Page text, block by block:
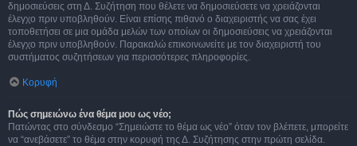
δημοσιεύσεις στη Δ. Συζήτηση που θέλετε να δημοσιεύσετε να χρειάζονται
έλεγχο πριν υποβληθούν. Είναι επίσης πιθανό ο διαχειριστής να σας έχει
τοποθετήσει σε μια ομάδα μελών των οποίων οι δημοσιεύσεις να χρειάζονται
έλεγχο πριν υποβληθούν. Παρακαλώ επικοινωνείτε με τον διαχειριστή του
συστήματος συζητήσεων για περισσότερες πληροφορίες.
Κορυφή
Πώς σημειώνω ένα θέμα μου ως νέο;
Πατώντας στο σύνδεσμο “Σημειώστε το θέμα ως νέο” όταν τον βλέπετε, μπορείτε
να “ανεβάσετε” το θέμα στην κορυφή της Δ. Συζήτησης στην πρώτη σελίδα.